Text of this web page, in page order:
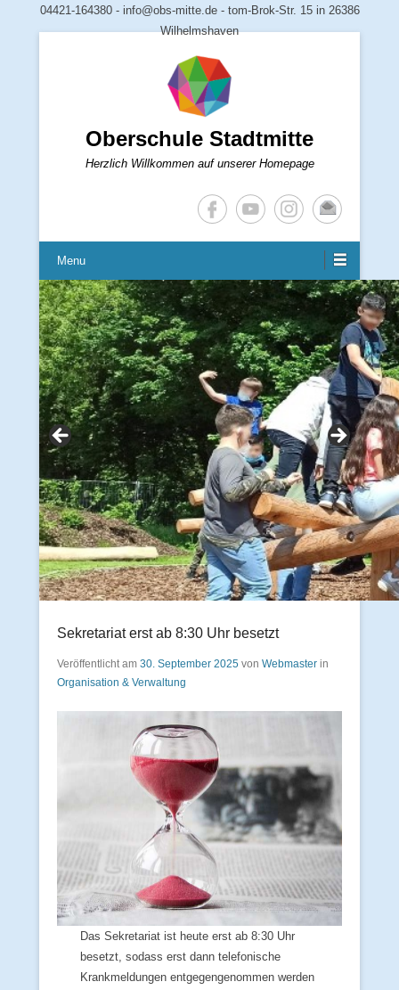
04421-164380 - info@obs-mitte.de - tom-Brok-Str. 15 in 26386
Wilhelmshaven
Oberschule Stadtmitte
Herzlich Willkommen auf unserer Homepage
Menu
Sekretariat erst ab 8:30 Uhr besetzt
Veröffentlicht am 30. September 2025 von Webmaster in
Organisation & Verwaltung
Das Sekretariat ist heute erst ab 8:30 Uhr
besetzt, sodass erst dann telefonische
Krankmeldungen entgegengenommen werden